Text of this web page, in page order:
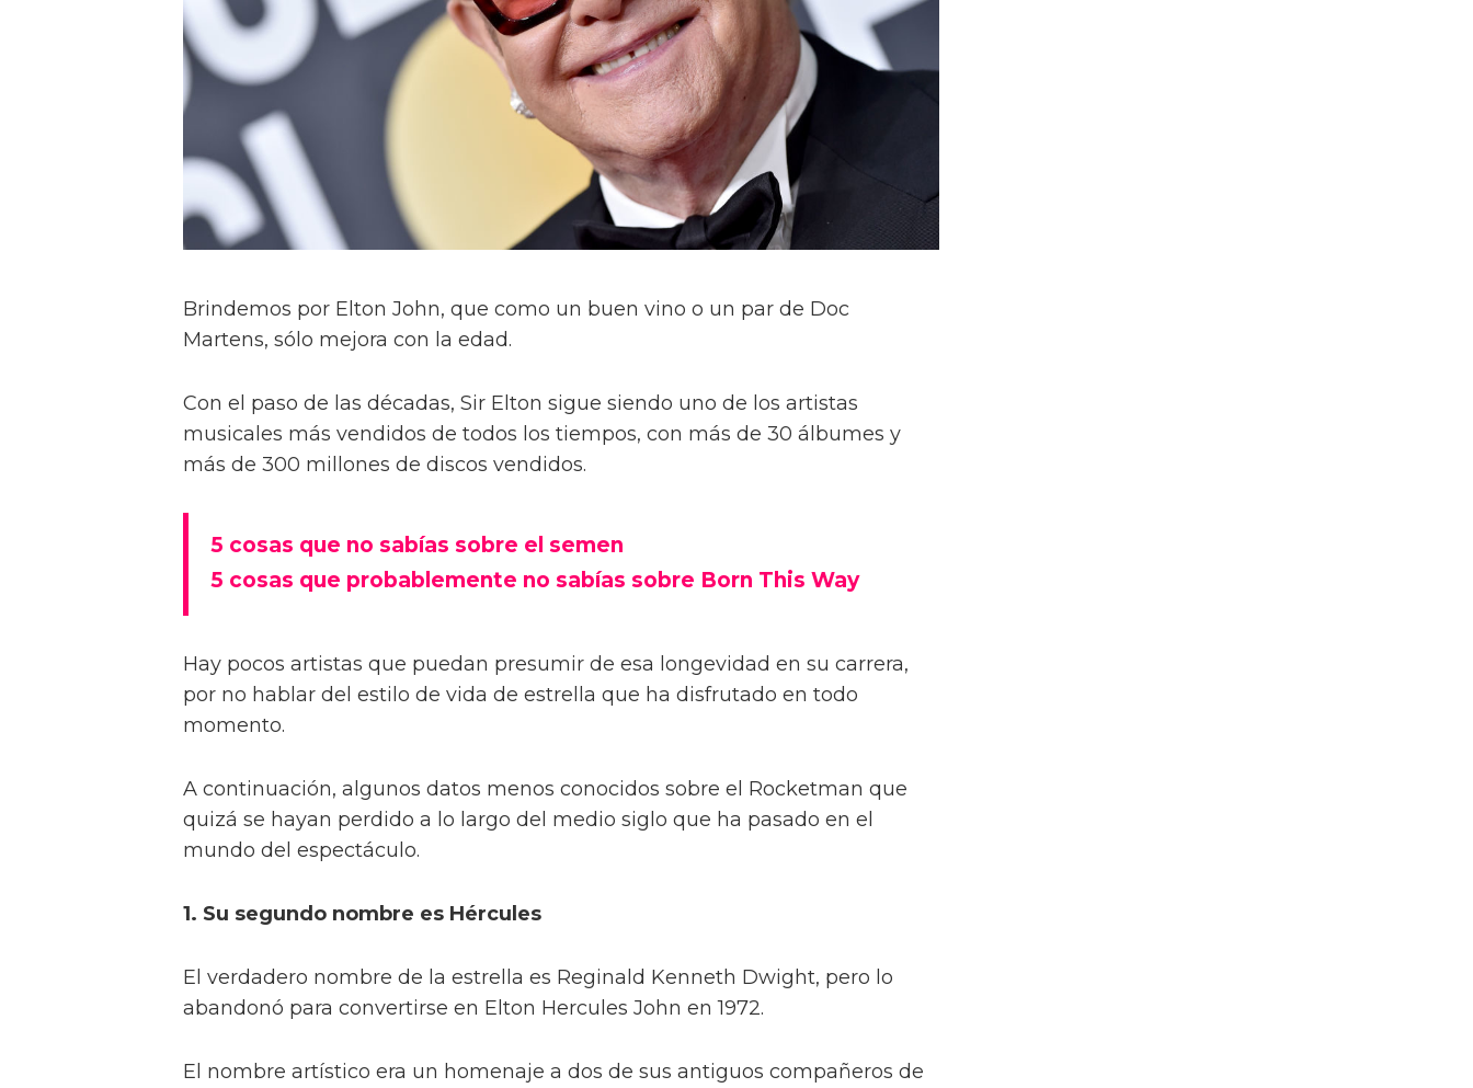
Brindemos por Elton John, que como un buen vino o un par de Doc
Martens, sólo mejora con la edad.
Con el paso de las décadas, Sir Elton sigue siendo uno de los artistas
musicales más vendidos de todos los tiempos, con más de 30 álbumes y
más de 300 millones de discos vendidos.
5 cosas que no sabías sobre el semen
5 cosas que probablemente no sabías sobre Born This Way
Hay pocos artistas que puedan presumir de esa longevidad en su carrera,
por no hablar del estilo de vida de estrella que ha disfrutado en todo
momento.
A continuación, algunos datos menos conocidos sobre el Rocketman que
quizá se hayan perdido a lo largo del medio siglo que ha pasado en el
mundo del espectáculo.
1. Su segundo nombre es Hércules
El verdadero nombre de la estrella es Reginald Kenneth Dwight, pero lo
abandonó para convertirse en Elton Hercules John en 1972.
El nombre artístico era un homenaje a dos de sus antiguos compañeros de